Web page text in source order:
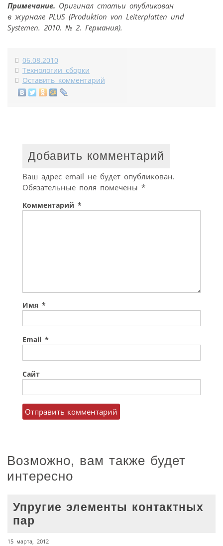
Примечание. Оригинал статьи опубликован
в журнале PLUS (Produktion von Leiterplatten und
Systemen. 2010. № 2. Германия).
06.08.2010
Технологии сборки
Оставить комментарий
Добавить комментарий
Ваш адрес email не будет опубликован.
Обязательные поля помечены *
Комментарий *
Имя *
Email *
Сайт
Возможно, вам также будет
интересно
Упругие элементы контактных
пар
15 марта, 2012